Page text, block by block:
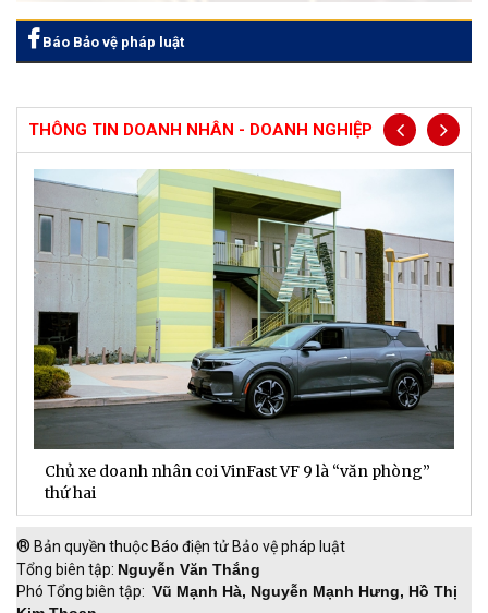
Báo Bảo vệ pháp luật
THÔNG TIN DOANH NHÂN - DOANH NGHIỆP
Chủ xe doanh nhân coi VinFast VF 9 là “văn phòng”
thứ hai
® Bản quyền thuộc Báo điện tử Bảo vệ pháp luật
Tổng biên tập: Nguyễn Văn Thắng
Phó Tổng biên tập: Vũ Mạnh Hà, Nguyễn Mạnh Hưng, Hồ Thị